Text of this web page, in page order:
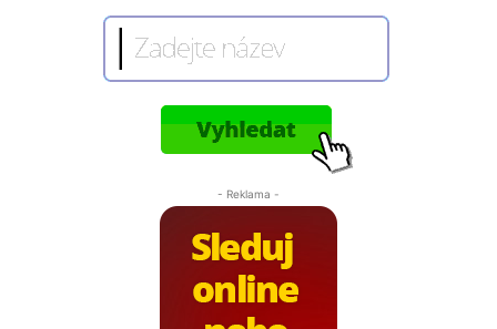
- Reklama -